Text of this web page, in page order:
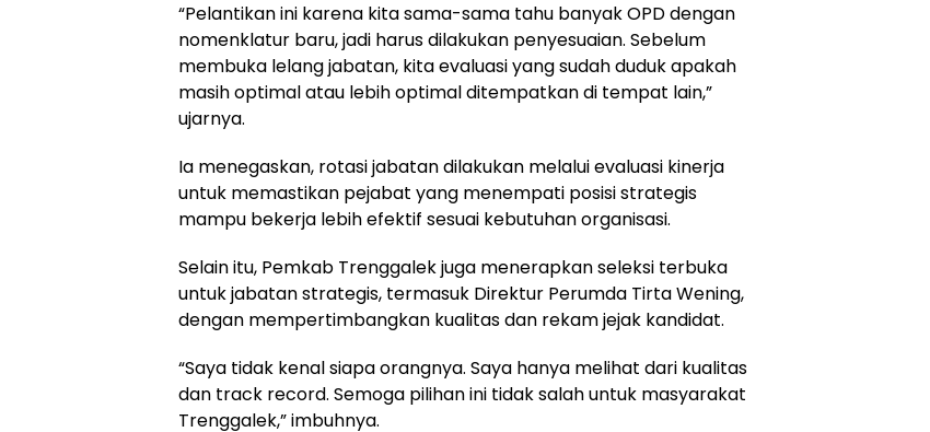
“Pelantikan ini karena kita sama-sama tahu banyak OPD dengan
nomenklatur baru, jadi harus dilakukan penyesuaian. Sebelum
membuka lelang jabatan, kita evaluasi yang sudah duduk apakah
masih optimal atau lebih optimal ditempatkan di tempat lain,”
ujarnya.
Ia menegaskan, rotasi jabatan dilakukan melalui evaluasi kinerja
untuk memastikan pejabat yang menempati posisi strategis
mampu bekerja lebih efektif sesuai kebutuhan organisasi.
Selain itu, Pemkab Trenggalek juga menerapkan seleksi terbuka
untuk jabatan strategis, termasuk Direktur Perumda Tirta Wening,
dengan mempertimbangkan kualitas dan rekam jejak kandidat.
“Saya tidak kenal siapa orangnya. Saya hanya melihat dari kualitas
dan track record. Semoga pilihan ini tidak salah untuk masyarakat
Trenggalek,” imbuhnya.